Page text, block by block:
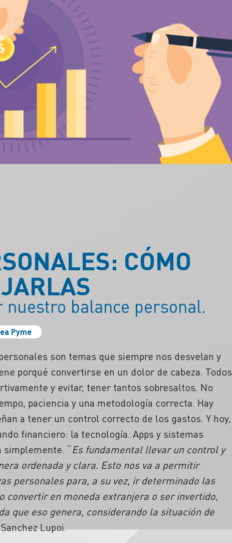
CÓMO
nuestro balance personal.
Pyme
son temas que siempre nos desvelan y
porqué convertirse en un dolor de cabeza. Todos
y evitar, tener tantos sobresaltos. No
paciencia y una metodología correcta. Hay
a tener un control correcto de los gastos. Y hoy,
financiero: la tecnología. Apps y sistemas
“Es fundamental llevar un control y
ordenada y clara. Esto nos va a permitir
personales para, a su vez, ir determinado las
convertir en moneda extranjera o ser invertido,
que eso genera, considerando la situación de
Lupoi.